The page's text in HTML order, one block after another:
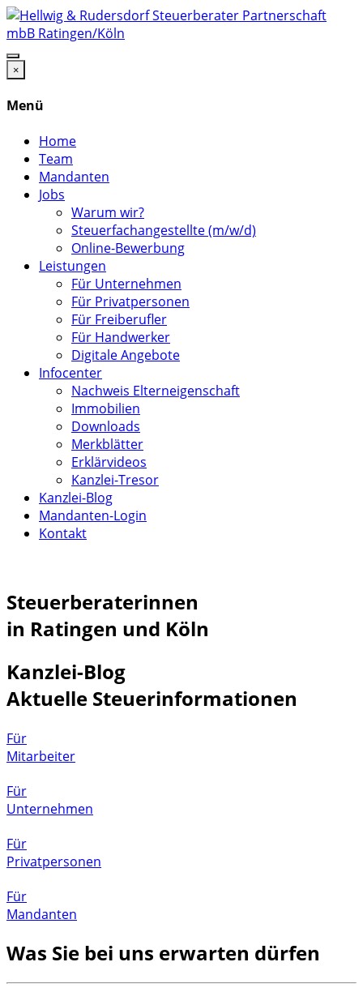
×
Menü
Home
Team
Mandanten
Jobs
Warum wir?
Steuerfachangestellte (m/w/d)
Online-Bewerbung
Leistungen
Für Unternehmen
Für Privatpersonen
Für Freiberufler
Für Handwerker
Digitale Angebote
Infocenter
Nachweis Elterneigenschaft
Immobilien
Downloads
Merkblätter
Erklärvideos
Kanzlei-Tresor
Kanzlei-Blog
Mandanten-Login
Kontakt
Steuerberaterinnen
in Ratingen und Köln
Kanzlei-Blog
Aktuelle Steuerinformationen
Für
Mitarbeiter
Für
Unternehmen
Für
Privatpersonen
Für
Mandanten
Was Sie bei uns erwarten dürfen